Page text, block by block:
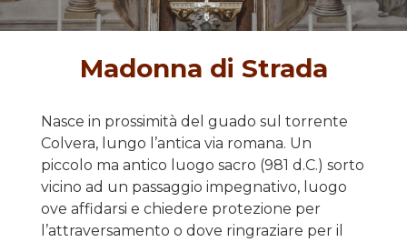
Madonna di Strada
Nasce in prossimità del guado sul torrente
Colvera, lungo l’antica via romana. Un
piccolo ma antico luogo sacro (981 d.C.) sorto
vicino ad un passaggio impegnativo, luogo
ove affidarsi e chiedere protezione per
l’attraversamento o dove ringraziare per il